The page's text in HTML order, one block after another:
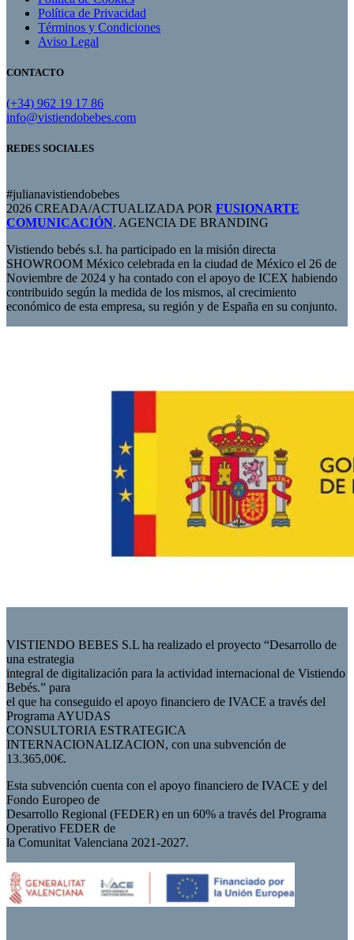
Política de Privacidad
Términos y Condiciones
Aviso Legal
CONTACTO
(+34) 962 19 17 86
info@vistiendobebes.com
REDES SOCIALES
#julianavistiendobebes
2026 CREADA/ACTUALIZADA POR FUSIONARTE
COMUNICACIÓN. AGENCIA DE BRANDING
Vistiendo bebés s.l. ha participado en la misión directa
SHOWROOM México celebrada en la ciudad de México el 26 de
Noviembre de 2024 y ha contado con el apoyo de ICEX habiendo
contribuido según la medida de los mismos, al crecimiento
económico de esta empresa, su región y de España en su conjunto.
VISTIENDO BEBES S.L ha realizado el proyecto “Desarrollo de
una estrategia
integral de digitalización para la actividad internacional de Vistiendo
Bebés.” para
el que ha conseguido el apoyo financiero de IVACE a través del
Programa AYUDAS
CONSULTORIA ESTRATEGICA
INTERNACIONALIZACION, con una subvención de
13.365,00€.
Esta subvención cuenta con el apoyo financiero de IVACE y del
Fondo Europeo de
Desarrollo Regional (FEDER) en un 60% a través del Programa
Operativo FEDER de
la Comunitat Valenciana 2021-2027.